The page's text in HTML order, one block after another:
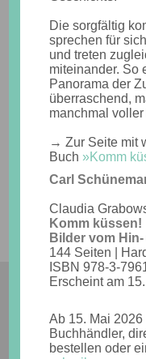
Run­ning out! The sea
The seagull shrieks it
bet­ween the clouds
Das Pola­roid zu dem
neu­en
erscheint bereits zum
im nächs­ten Jahr
und einer eige­nen
Abreiß­ka­len­der zeigt
mern, von Pro­fis und
Mehr Infos und zu
//
Die sorgfältig
sprechen für sich
und treten
miteinander. So
Panorama der
überraschend,
manchmal voller
→ Zur Seite mit
Buch »Komm
Carl
Claudia
Komm küssen!
Bilder vom
144 Seiten |
ISBN 978-3-
Erscheint am
Ab 15. Mai
Buchhändler,
bestellen oder